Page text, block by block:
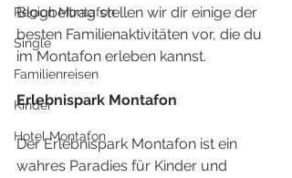
Region Montafon
Single
Familienreisen
Kinder
Hotel Montafon
Blogbeitrag stellen wir dir einige der
besten Familienaktivitäten vor, die du
im Montafon erleben kannst.
Erlebnispark Montafon
Der Erlebnispark Montafon ist ein
wahres Paradies für Kinder und